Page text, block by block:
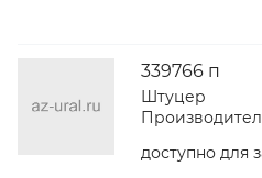
339766 п
Штуцер
доступно для